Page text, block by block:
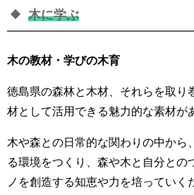
木に学ぶ
木の教材・学びの木育
徳島県の森林と木材、それらを取り
材として活用できる魅力的な素材が
木や森との日常的な関わりの中から
る環境をつくり、森や木と自分との
ノを創造する知恵や力を培っていく